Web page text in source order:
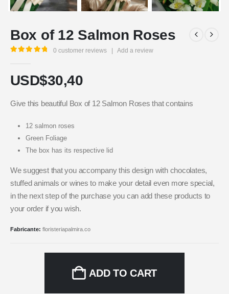
Box of 12 Salmon Roses
0 customer reviews | Add a review
USD$30,40
Give this beautiful Box of 12 Salmon Roses that contains
12 salmon roses
Green Foliage
The box has its respective lid
We suggest that you accompany this design with chocolates,
stuffed animals or wines to make your detail even more special,
in the next step of the purchase you can add these products to
your order if you wish.
Fabricante: floristeriapalmira.co
ADD TO CART